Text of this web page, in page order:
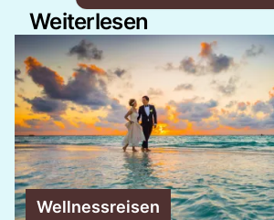
Weiterlesen
Wellnessreisen